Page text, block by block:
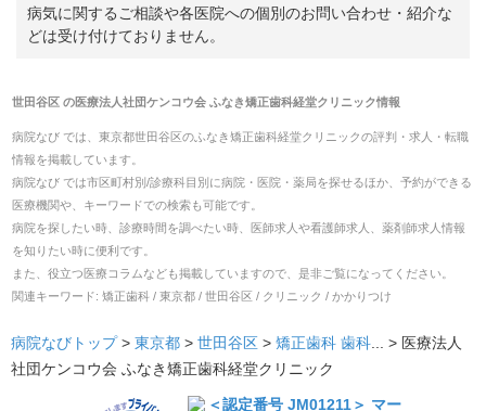
病気に関するご相談や各医院への個別のお問い合わせ・紹介な
どは受け付けておりません。
世田谷区の医療法人社団ケンコウ会 ふなき矯正歯科経堂クリニック情報
病院なび では、 東京都世田谷区のふなき矯正歯科経堂クリニックの評判・求人・転職
情報を掲載しています。
病院なび では市区町村別/診療科目別に病院・医院・薬局を探せるほか、予約ができる
医療機関や、キーワードでの検索も可能です。
病院を探したい時、診療時間を調べたい時、医師求人や看護師求人、薬剤師求人情報
を知りたい時に便利です。
また、役立つ医療コラムなども掲載していますので、是非ご覧になってください。
関連キーワード: 矯正歯科 / 東京都 / 世田谷区 / クリニック / かかりつけ
病院なびトップ> 東京都 > 世田谷区 > 矯正歯科 歯科 ... > 医療法人
社団ケンコウ会 ふなき矯正歯科経堂クリニック